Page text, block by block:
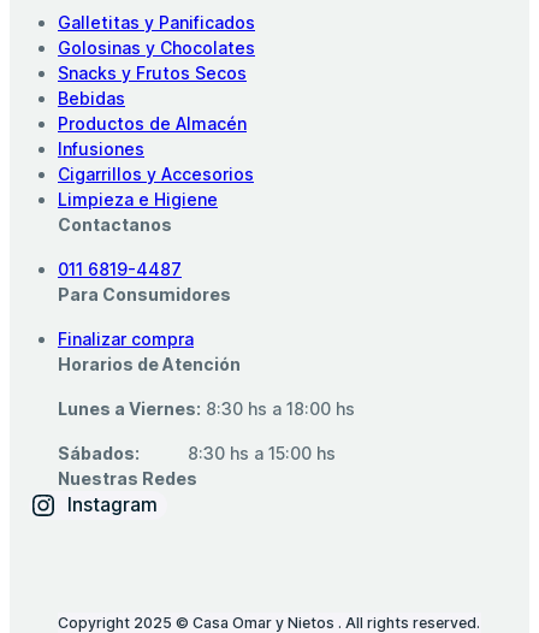
Galletitas y Panificados
Golosinas y Chocolates
Snacks y Frutos Secos
Bebidas
Productos de Almacén
Infusiones
Cigarrillos y Accesorios
Limpieza e Higiene
Contactanos
011 6819-4487
Para Consumidores
Finalizar compra
Horarios de Atención
Lunes a Viernes: 8:30 hs a 18:00 hs
Sábados: ‎ ‎ ‎ ‎ ‎ ‎ ‎ ‎ ‎ 8:30 hs a 15:00 hs
Nuestras Redes
Instagram
Copyright 2025 © Casa Omar y Nietos . All rights reserved.